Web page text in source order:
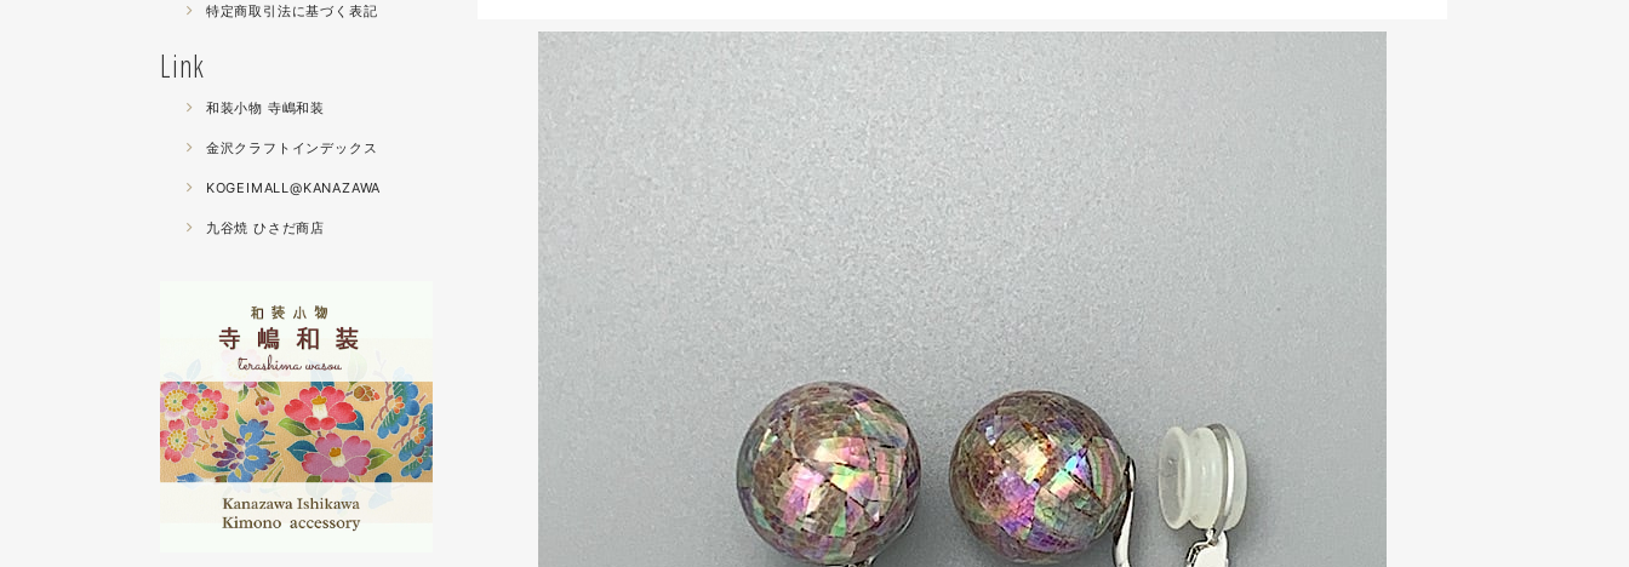
特定商取引法に基づく表記
Link
和装小物 寺嶋和装
金沢クラフトインデックス
KOGEIMALL@KANAZAWA
九谷焼 ひさだ商店